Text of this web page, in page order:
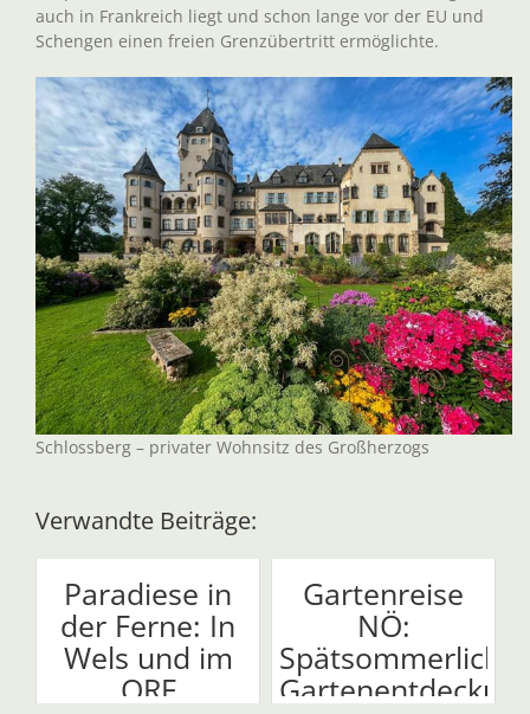
auch in Frankreich liegt und schon lange vor der EU und
Schengen einen freien Grenzübertritt ermöglichte.
Schlossberg – privater Wohnsitz des Großherzogs
Verwandte Beiträge:
Paradiese in
der Ferne: In
Wels und im
ORF
Gartenreise
NÖ:
Spätsommerliche